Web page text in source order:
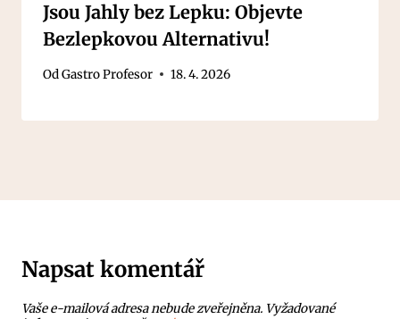
Jsou Jahly bez Lepku: Objevte
Bezlepkovou Alternativu!
OdGastro Profesor 18. 4. 2026
Napsat komentář
Vaše e-mailová adresa nebude zveřejněna. Vyžadované